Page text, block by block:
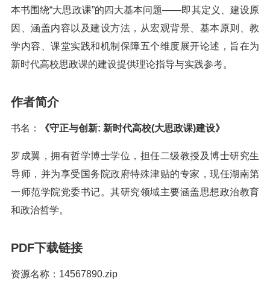
本书围绕“大思政课”的四大基本问题——即其定义、建设原
因、涵盖内容以及建设方法，从宏观背景、基本原则、教
学内容、课堂实践和机制保障五个维度展开论述，旨在为
新时代高校思政课的建设提供理论指导与实践参考。
作者简介
书名： 《守正与创新: 新时代高校(大思政课)建设》
罗成翼，拥有哲学博士学位，担任二级教授及博士研究生
导师，并为享受国务院政府特殊津贴的专家，现任湖南第
一师范学院党委书记。其研究领域主要涵盖思想政治教育
和政治哲学。
PDF下载链接
资源名称：14567890.zip